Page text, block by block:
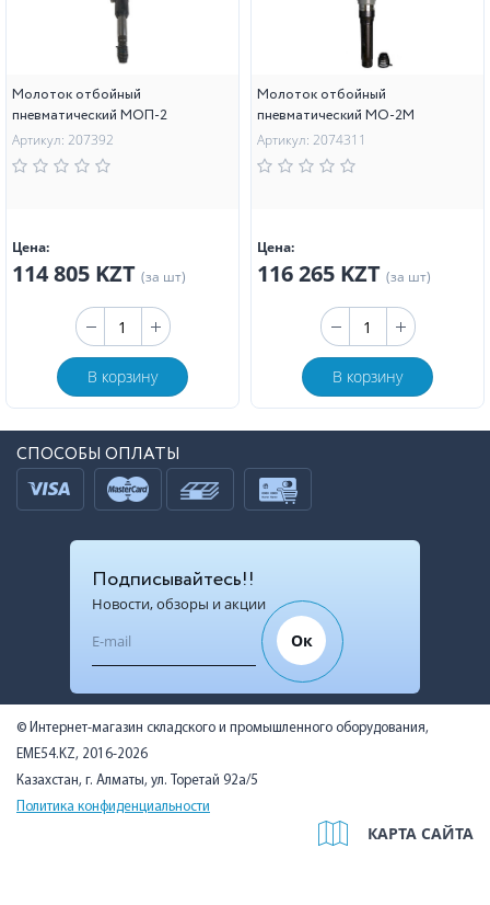
Молоток отбойный
пневматический МОП-2
Артикул: 207392
Цена:
114 805 KZT (за шт)
В корзину
Молоток отбойный
пневматический МО-2М
Артикул: 2074311
Цена:
116 265 KZT (за шт)
В корзину
СПОСОБЫ ОПЛАТЫ
Подписывайтесь!!
Новости, обзоры и акции
Ок
© Интернет-магазин складского и промышленного оборудования,
EME54.KZ, 2016-2026
Казахстан, г. Алматы, ул. Торетай 92а/5
Политика конфиденциальности
КАРТА САЙТА